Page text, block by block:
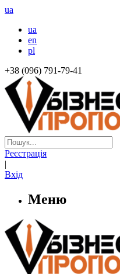
ua
ua
en
pl
+38 (096) 791-79-41
Реєстрація
|
Вхід
Меню